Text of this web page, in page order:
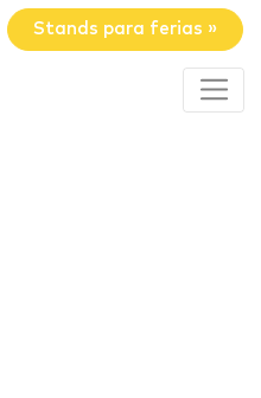
Stands para ferias »